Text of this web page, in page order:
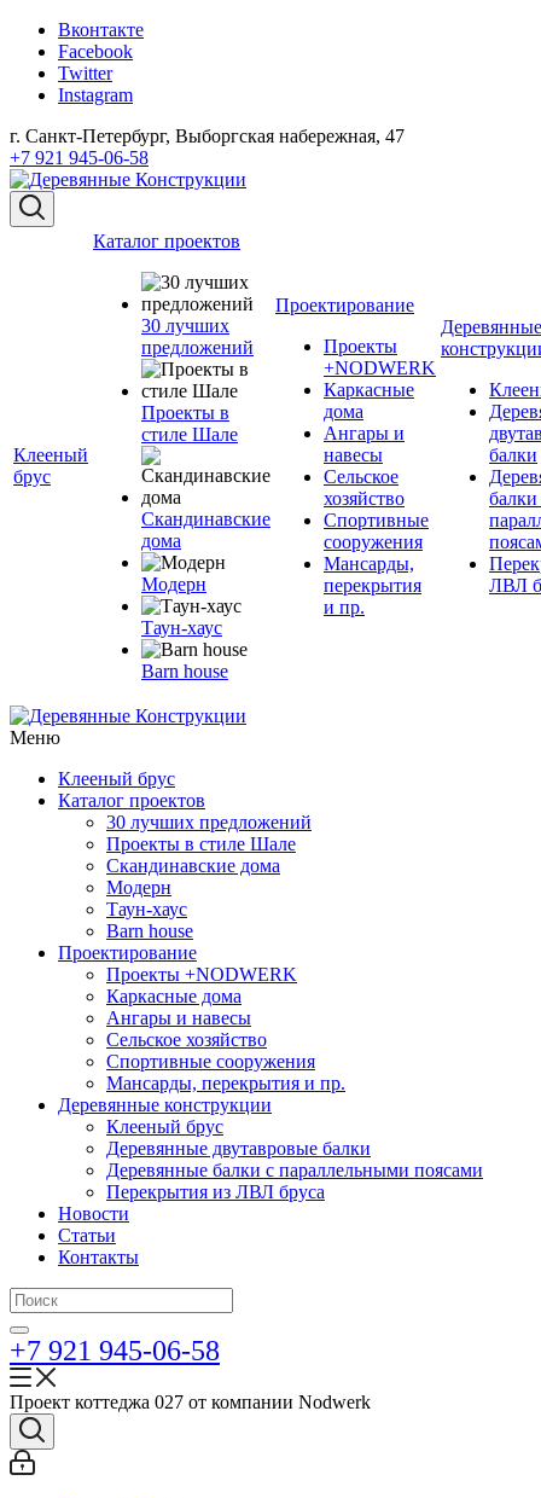
Вконтакте
Facebook
Twitter
Instagram
г. Санкт-Петербург, Выборгская набережная, 47
+7 921 945-06-58
Клееный
брус
Каталог проектов
30 лучших
предложений
Проекты в
стиле Шале
Скандинавские
дома
Модерн
Таун-хаус
Barn house
Проектирование
Проекты
+NODWERK
Каркасные
дома
Ангары и
навесы
Сельское
хозяйство
Спортивные
сооружения
Мансарды,
перекрытия
и пр.
Деревянные
балки
балки
ЛВЛ
Меню
Клееный брус
Каталог проектов
30 лучших предложений
Проекты в стиле Шале
Скандинавские дома
Модерн
Таун-хаус
Barn house
Проектирование
Проекты +NODWERK
Каркасные дома
Ангары и навесы
Сельское хозяйство
Спортивные сооружения
Мансарды, перекрытия и пр.
Деревянные конструкции
Клееный брус
Деревянные двутавровые балки
Деревянные балки с параллельными поясами
Перекрытия из ЛВЛ бруса
Новости
Статьи
Контакты
+7 921 945-06-58
Проект коттеджа 027 от компании Nodwerk